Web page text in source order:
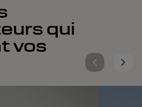
qui
vos